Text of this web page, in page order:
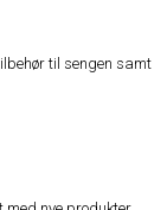
til sengen samt